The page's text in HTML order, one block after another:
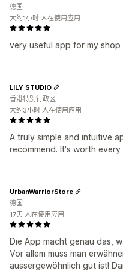
very useful app for my shop
德国
大约1小时 人在使用应用
A truly simple and intuitive
recommend. It's worth
LILY STUDIO
香港特别行政区
大约3小时 人在使用应用
Die App macht genau das,
Vor allem muss man
aussergewöhnlich gut ist!
UrbanWarriorStore
德国
17天 人在使用应用